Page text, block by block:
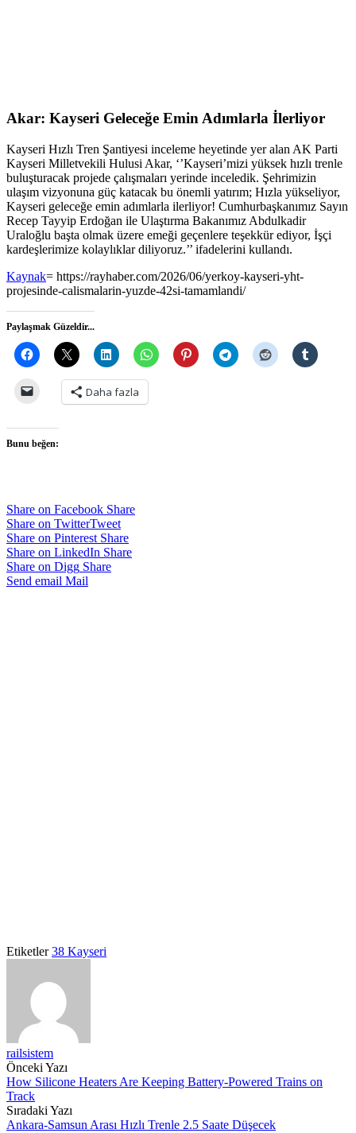
Akar: Kayseri Geleceğe Emin Adımlarla İlerliyor
Kayseri Hızlı Tren Şantiyesi inceleme heyetinde yer alan AK Parti
Kayseri Milletvekili Hulusi Akar, ‘’Kayseri’mizi yüksek hızlı trenle
buluşturacak projede çalışmaları yerinde inceledik. Şehrimizin
ulaşım vizyonuna güç katacak bu önemli yatırım; Hızla yükseliyor,
Kayseri geleceğe emin adımlarla ilerliyor! Cumhurbaşkanımız Sayın
Recep Tayyip Erdoğan ile Ulaştırma Bakanımız Abdulkadir
Uraloğlu başta olmak üzere emeği geçenlere teşekkür ediyor, İşçi
kardeşlerimize kolaylıklar diliyoruz.’’ ifadelerini kullandı.
Kaynak= https://rayhaber.com/2026/06/yerkoy-kayseri-yht-
projesinde-calismalarin-yuzde-42si-tamamlandi/
Paylaşmak Güzeldir...
Daha fazla
Bunu beğen:
Share on Facebook Share
Share on TwitterTweet
Share on Pinterest Share
Share on LinkedIn Share
Share on Digg Share
Send email Mail
Etiketler38 Kayseri
railsistem
Post
navigation
Önceki Yazı
How Silicone Heaters Are Keeping Battery-Powered Trains on
Track
Sıradaki Yazı
Ankara-Samsun Arası Hızlı Trenle 2.5 Saate Düşecek